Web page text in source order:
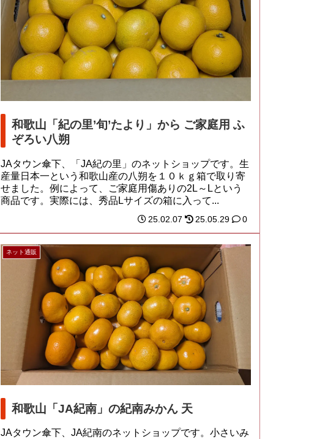
和歌山「紀の里’旬’たより」から ご家庭用 ふ
ぞろい八朔
JAタウン傘下、「JA紀の里」のネットショップです。生
産量日本一という和歌山産の八朔を１０ｋｇ箱で取り寄
せました。例によって、ご家庭用傷ありの2L～Lという
商品です。実際には、秀品Lサイズの箱に入って...
25.02.07 25.05.29 0
ネット通販
和歌山「JA紀南」の紀南みかん 天
JAタウン傘下、JA紀南のネットショップです。小さいみ